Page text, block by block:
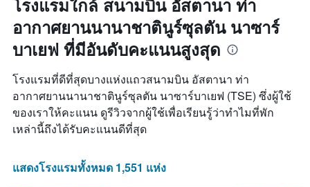
ของ
ห้อง
วัน
ของ
สัปดาห์
แผนภูมิ
แกน
1
แกน
แสดง
สัปดาห์
โรงแรมใกล้ สนามบิน อัสตานา ท่า
อากาศยานนานาชาตินูร์ซุลตัน นาซาร์
บาเยฟ ที่มีอันดับคะแนนสูงสุด
โรงแรมที่ดีที่สุดบางแห่งแถวสนามบิน อัสตานา ท่า
อากาศยานนานาชาตินูร์ซุลตัน นาซาร์บาเยฟ (TSE) ซึ่งผู้ใช้
ของเราให้คะแนน ดูรีวิวจากผู้ใช้เพื่อเรียนรู้ว่าทำไมที่พัก
เหล่านี้ถึงได้รับคะแนนดีที่สุด
แสดงโรงแรมทั้งหมด 1,551 แห่ง